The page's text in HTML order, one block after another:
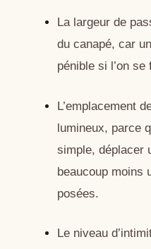
La largeur de
du canapé, car
pénible si l’on
L’emplacement
lumineux, parce
simple, déplacer
beaucoup moins
posées.
Le niveau